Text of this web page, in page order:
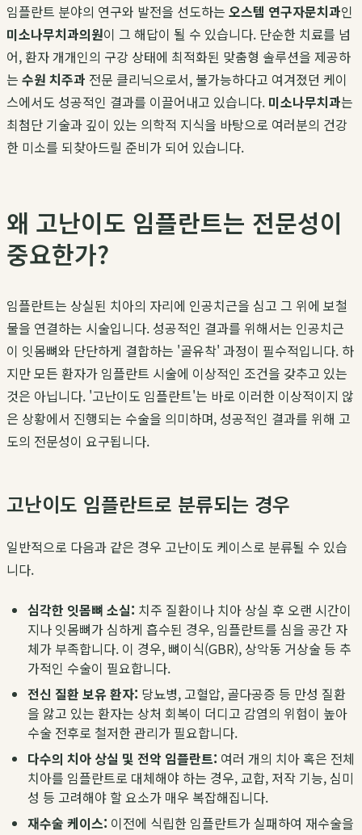
임플란트 분야의 연구와 발전을 선도하는 오스템 연구자문치과인
미소나무치과의원이 그 해답이 될 수 있습니다. 단순한 치료를 넘
어, 환자 개개인의 구강 상태에 최적화된 맞춤형 솔루션을 제공하
는 수원 치주과 전문 클리닉으로서, 불가능하다고 여겨졌던 케이
스에서도 성공적인 결과를 이끌어내고 있습니다. 미소나무치과는
최첨단 기술과 깊이 있는 의학적 지식을 바탕으로 여러분의 건강
한 미소를 되찾아드릴 준비가 되어 있습니다.
왜 고난이도 임플란트는 전문성이
중요한가?
임플란트는 상실된 치아의 자리에 인공치근을 심고 그 위에 보철
물을 연결하는 시술입니다. 성공적인 결과를 위해서는 인공치근
이 잇몸뼈와 단단하게 결합하는 '골유착' 과정이 필수적입니다. 하
지만 모든 환자가 임플란트 시술에 이상적인 조건을 갖추고 있는
것은 아닙니다. '고난이도 임플란트'는 바로 이러한 이상적이지 않
은 상황에서 진행되는 수술을 의미하며, 성공적인 결과를 위해 고
도의 전문성이 요구됩니다.
고난이도 임플란트로 분류되는 경우
일반적으로 다음과 같은 경우 고난이도 케이스로 분류될 수 있습
니다.
심각한 잇몸뼈 소실: 치주 질환이나 치아 상실 후 오랜 시간이
지나 잇몸뼈가 심하게 흡수된 경우, 임플란트를 심을 공간 자
체가 부족합니다. 이 경우, 뼈이식(GBR), 상악동 거상술 등 추
가적인 수술이 필요합니다.
전신 질환 보유 환자: 당뇨병, 고혈압, 골다공증 등 만성 질환
을 앓고 있는 환자는 상처 회복이 더디고 감염의 위험이 높아
수술 전후로 철저한 관리가 필요합니다.
다수의 치아 상실 및 전악 임플란트: 여러 개의 치아 혹은 전체
치아를 임플란트로 대체해야 하는 경우, 교합, 저작 기능, 심미
성 등 고려해야 할 요소가 매우 복잡해집니다.
재수술 케이스: 이전에 식립한 임플란트가 실패하여 재수술을